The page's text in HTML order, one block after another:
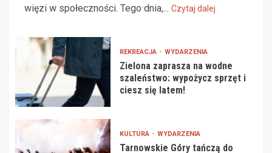
więzi w społeczności. Tego dnia,... Czytaj dalej
REKREACJA WYDARZENIA
Zielona zaprasza na wodne
szaleństwo: wypożycz sprzęt i
ciesz się latem!
KULTURA WYDARZENIA
Tarnowskie Góry tańczą do